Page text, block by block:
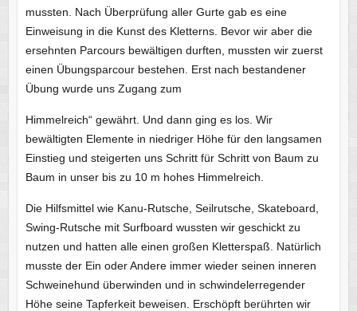
mussten. Nach Überprüfung aller Gurte gab es eine
Einweisung in die Kunst des Kletterns. Bevor wir aber die
ersehnten Parcours bewältigen durften, mussten wir zuerst
einen Übungsparcour bestehen. Erst nach bestandener
Übung wurde uns Zugang zum
Himmelreich“ gewährt. Und dann ging es los. Wir
bewältigten Elemente in niedriger Höhe für den langsamen
Einstieg und steigerten uns Schritt für Schritt von Baum zu
Baum in unser bis zu 10 m hohes Himmelreich.
Die Hilfsmittel wie Kanu-Rutsche, Seilrutsche, Skateboard,
Swing-Rutsche mit Surfboard wussten wir geschickt zu
nutzen und hatten alle einen großen Kletterspaß. Natürlich
musste der Ein oder Andere immer wieder seinen inneren
Schweinehund überwinden und in schwindelerregender
Höhe seine Tapferkeit beweisen. Erschöpft berührten wir